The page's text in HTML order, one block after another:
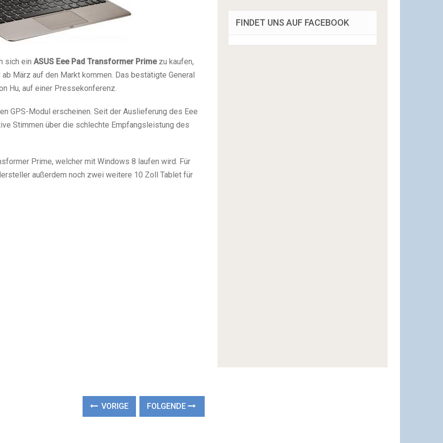
sich ein ASUS Eee Pad Transformer Primezu kaufen,
März auf den Markt kommen. Das bestätigte General
Hu, auf einer Pressekonferenz.
GPS-Modul erscheinen. Seit der Auslieferung des Eee
Stimmen über die schlechte Empfangsleistung des
Prime, welcher mit Windows 8 laufen wird. Für
außerdem noch zwei weitere 10 Zoll Tablet für
VORIGE FOLGENDE
FINDET UNS AUF FACEBOOK